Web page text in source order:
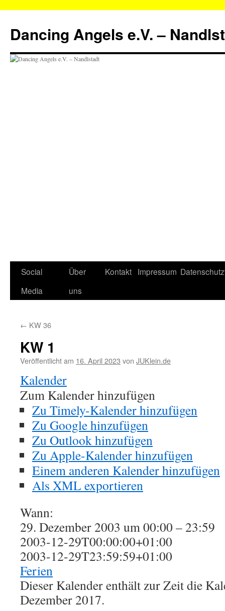
springen
Dancing Angels e.V. –
Social
Media
Über
uns
Kontakt Impressum
← KW 36
KW 1
Veröffentlicht am 16. April 2023 von JUKlein.de
Kalender
Zum Kalender hinzufügen
Zu Timely-Kalender hinzufügen
Zu Google hinzufügen
Zu Outlook hinzufügen
Zu Apple-Kalender hinzufügen
Einem anderen Kalender hinzufügen
Als XML exportieren
Wann:
29. Dezember 2003 um 00:00 – 23:59
2003-12-29T00:00:00+01:00
2003-12-29T23:59:59+01:00
Ferien
Dieser Kalender enthält zur Zeit die
Dezember 2017.